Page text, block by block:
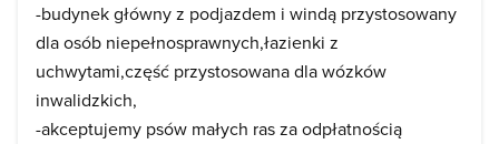
-budynek główny z podjazdem i windą przystosowany
dla osób niepełnosprawnych,łazienki z
uchwytami,część przystosowana dla wózków
inwalidzkich,
-akceptujemy psów małych ras za odpłatnością